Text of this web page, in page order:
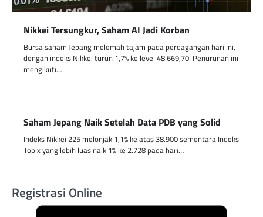
Nikkei Tersungkur, Saham AI Jadi Korban
Bursa saham Jepang melemah tajam pada perdagangan hari ini,
dengan indeks Nikkei turun 1,7% ke level 48.669,70. Penurunan ini
mengikuti…
Saham Jepang Naik Setelah Data PDB yang Solid
Indeks Nikkei 225 melonjak 1,1% ke atas 38.900 sementara Indeks
Topix yang lebih luas naik 1% ke 2.728 pada hari…
Registrasi Online